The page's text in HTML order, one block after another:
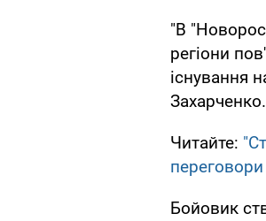
"В
регіони
існування
Захарченко.
Читайте:
Бойовик